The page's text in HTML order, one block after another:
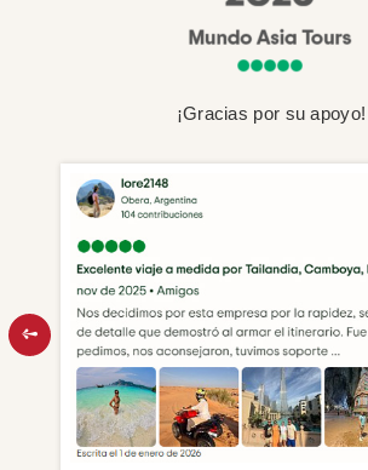
¡Gracias por su apoyo!